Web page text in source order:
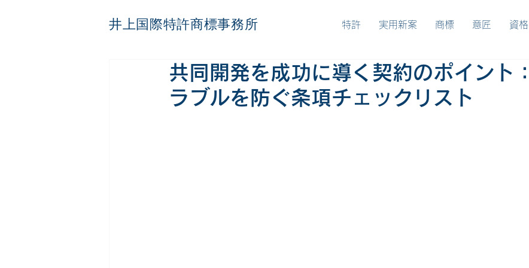
井上国際特許商標事務所 特許 実用新案 商標 意匠 資
共同開発を成功に導く契約のポイント
ラブルを防ぐ条項チェックリスト